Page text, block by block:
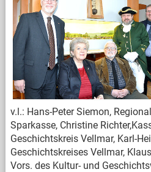
v.l.: Hans-Peter Siemon,
Sparkasse, Christine
Geschichtskreis Vellmar, Karl-
Geschichtskreises Vellmar,
Vors. des Kultur- und